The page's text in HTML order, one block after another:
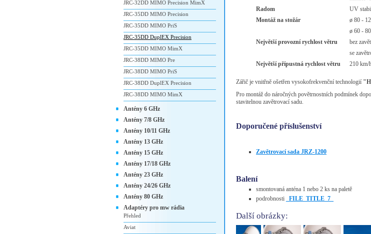
Radom
UV
Montáž na stožár
ø 80 -
ø 60 -
Největší provozní rychlost větru
bez
se
Největší přípustná rychlost větru
210 km/
Zářič je vnitřně ošetřen vysokofrekvenční technologií
Pro montáž do náročných povětrnostních podmínek
stavitelnou zavětrovací sadu.
Doporučené příslušenství
Zavětrovací sada JRZ-1200
Balení
smontovaná anténa 1 nebo 2 ks na paletě
podrobnosti
_FILE_TITLE_7_
Další obrázky:
JRC-32DD MIMO Precision MimX
JRC-35DD MIMO Precision
JRC-35DD MIMO PriS
JRC-35DD DuplEX Precision
JRC-35DD MIMO MimX
JRC-38DD MIMO Pre
JRC-38DD MIMO PriS
JRC-38DD DuplEX Precision
JRC-38DD MIMO MimX
Antény 6 GHz
Antény 7/8 GHz
Antény 10/11 GHz
Antény 13 GHz
Antény 15 GHz
Antény 17/18 GHz
Antény 23 GHz
Antény 24/26 GHz
Antény 80 GHz
Adaptéry pro mw rádia
Přehled
Aviat